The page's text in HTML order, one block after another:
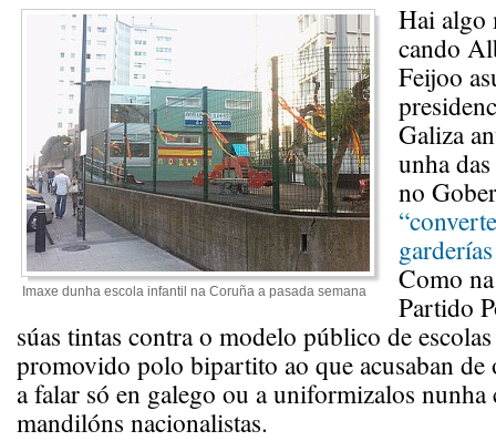
Imaxe dunha escola infantil na Coruña a pasada semana
Hai algo
cando
Feijoo
Galiza
unha
no
Como
Partido
súas tintas contra o modelo público de
promovido polo bipartito ao que acusaban de
a falar só en galego ou a uniformizalos nunha
mandilóns nacionalistas.